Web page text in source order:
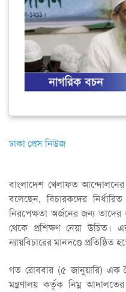
ঢাকা প্রেস নিউজ
বাংলাদেশ খেলাফত আন্দোলনের
বলেছেন, বিচারকদের
নিরপেক্ষতা অর্জনের জন্য
থেকে প্রশিক্ষণ নেয়া উচিত।
ন্যায়বিচারের মানদণ্ডে প্রতিষ্ঠিত
গত রোববার (৫ জানুয়ারি) এক
মন্ত্রণালয় কর্তৃক নিম্ন